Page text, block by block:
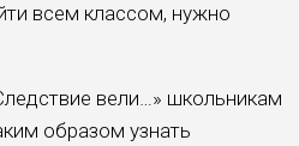
всем клас­сом, нужно
ве­ли…» школьникам
образом узнать